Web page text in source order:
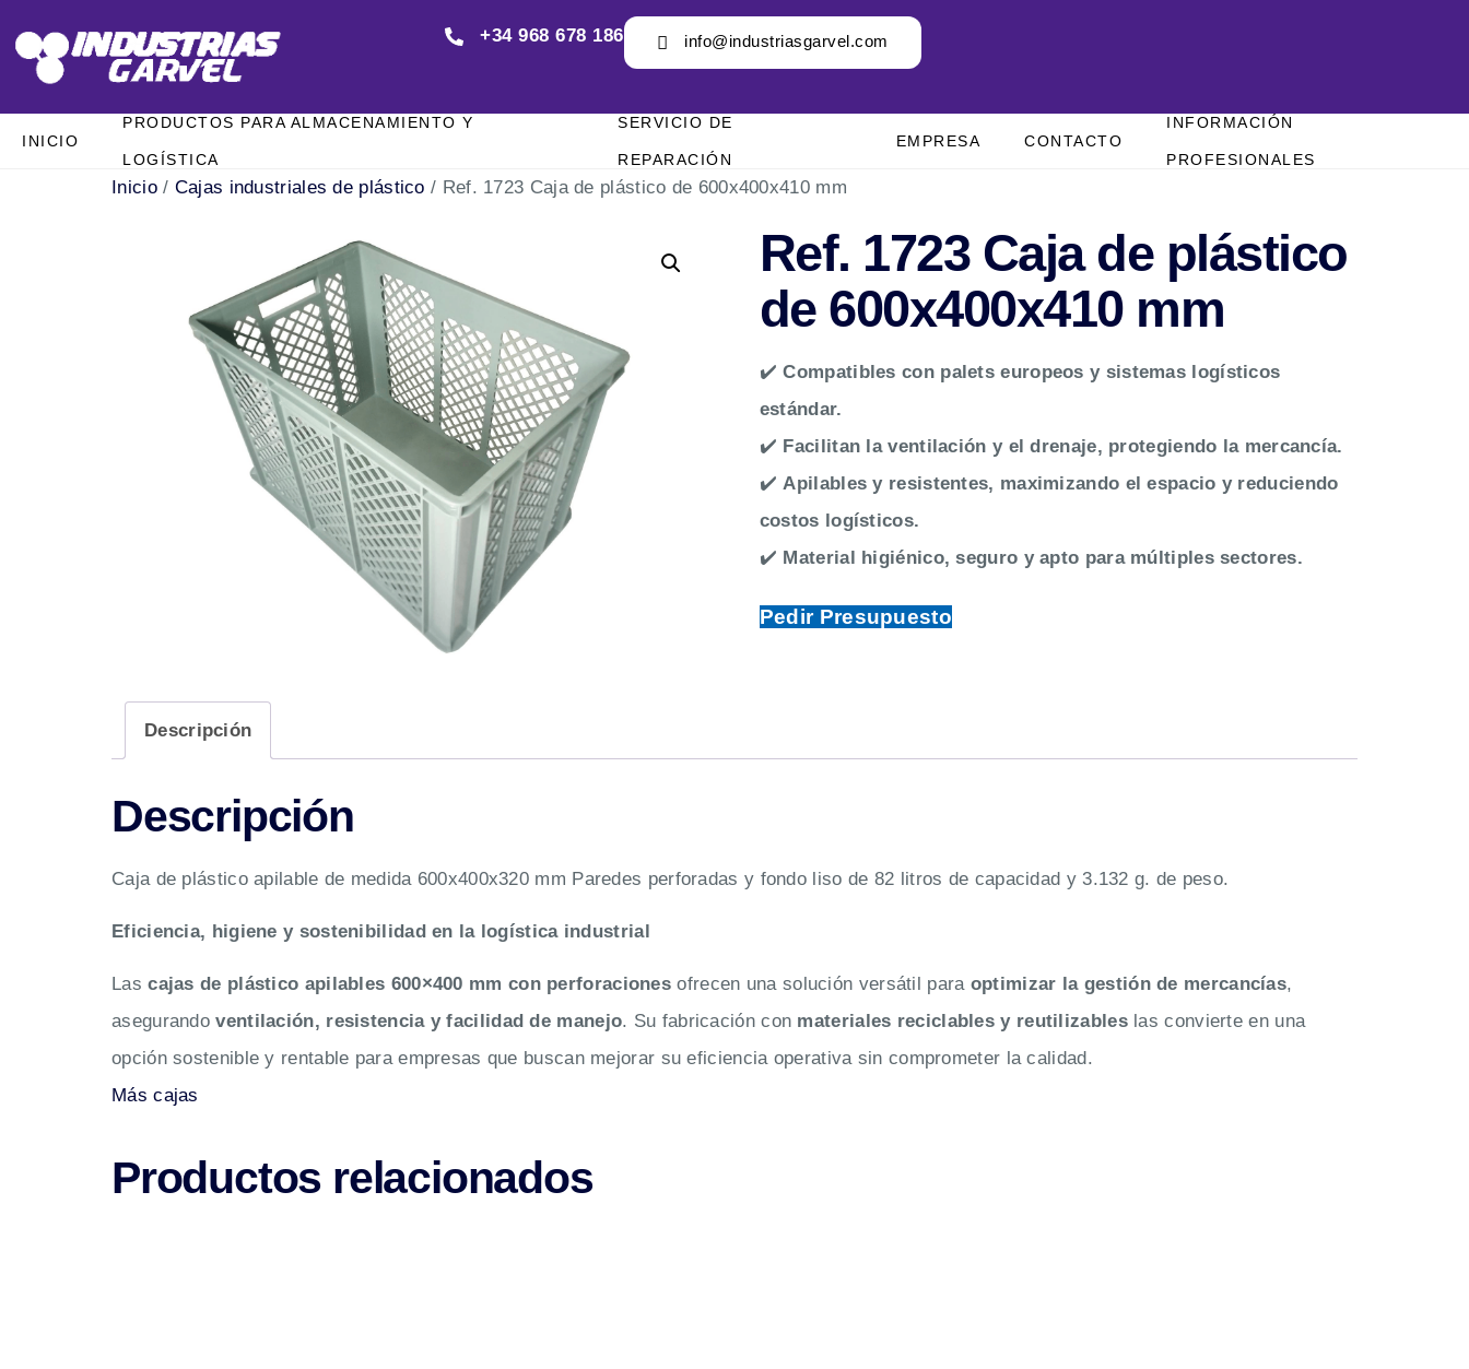
+34 968 678 186 info@industriasgarvel.com
INICIO
PRODUCTOS PARA ALMACENAMIENTO Y
LOGÍSTICA
SERVICIO DE
REPARACIÓN
EMPRESA CONTACTO
INFORMACIÓN
PROFESIONALES
Inicio/ Cajas industriales de plástico / Ref. 1723 Caja de plástico de 600x400x410 mm
Ref. 1723 Caja de plástico
de 600x400x410 mm
✔️Compatibles con palets europeos y sistemas logísticos
estándar.
✔️ Facilitan la ventilación y el drenaje, protegiendo la mercancía.
✔️Apilables y resistentes, maximizando el espacio y reduciendo
costos logísticos.
✔️ Material higiénico, seguro y apto para múltiples sectores.
Pedir Presupuesto
Descripción
Descripción
Caja de plástico apilable de medida 600x400x320 mm Paredes perforadas y fondo liso de 82 litros de capacidad y 3.132 g. de peso.
Eficiencia, higiene y sostenibilidad en la logística industrial
Lascajas de plástico apilables 600×400 mm con perforaciones ofrecen una solución versátil para optimizar la gestión de mercancías,
asegurandoventilación, resistencia y facilidad de manejo. Su fabricación con materiales reciclables y reutilizableslas convierte en una
opción sostenible y rentable para empresas que buscan mejorar su eficiencia operativa sin comprometer la calidad.
Más cajas
Productos relacionados